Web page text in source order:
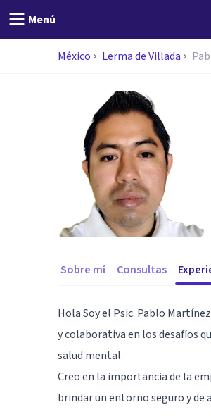
Menú
México Lerma de Villada
Sobre mí Consultas
Hola Soy el Psic. Pablo
y colaborativa en los desafíos
salud mental.
Creo en la importancia de la
brindar un entorno seguro y de